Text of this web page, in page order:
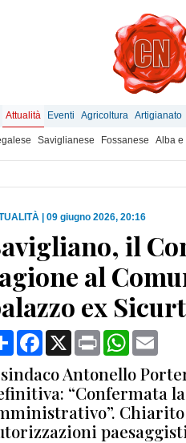
Attualità Eventi Agricoltura Artigianato
Saviglianese Fossanese Alba e
09 giugno 2026, 20:16
il
al
ex
CondividiFacebook
X Print WhatsApp
Antonello
“Confermata